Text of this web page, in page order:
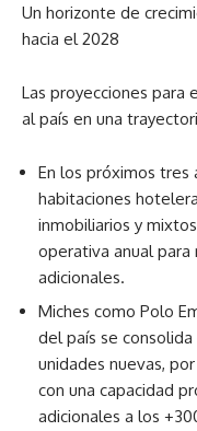
Un horizonte de
hacia el 2028
Las proyecciones para
al país en una
En los próximos tres
habitaciones
inmobiliarios y
operativa anual
adicionales.
Miches como Polo
del país se
unidades nuevas,
con una capacidad
adicionales a los